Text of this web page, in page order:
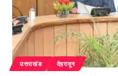
उत्तराखंड देहरादून